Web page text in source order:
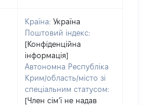
Країна: Україна
Поштовий індекс:
[Конфіденційна
інформація]
Автономна Республіка
Крим/область/місто зі
спеціальним статусом:
[Член сімʼї не надав